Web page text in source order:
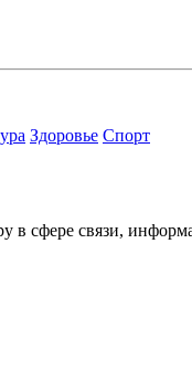
Здоровье Спорт
в сфере связи,